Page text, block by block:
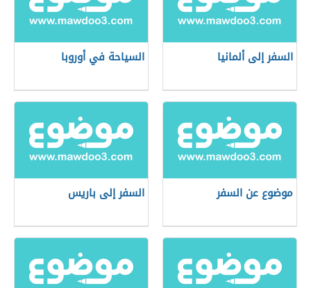
السفر إلى ألمانيا السياحة في أوروبا
موضوع عن السفر السفر إلى باريس